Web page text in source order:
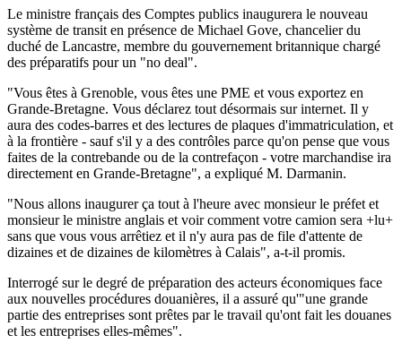
Le ministre français des Comptes publics inaugurera le nouveau
système de transit en présence de Michael Gove, chancelier du
duché de Lancastre, membre du gouvernement britannique chargé
des préparatifs pour un "no deal".
"Vous êtes à Grenoble, vous êtes une PME et vous exportez en
Grande-Bretagne. Vous déclarez tout désormais sur internet. Il y
aura des codes-barres et des lectures de plaques d'immatriculation, et
à la frontière - sauf s'il y a des contrôles parce qu'on pense que vous
faites de la contrebande ou de la contrefaçon - votre marchandise ira
directement en Grande-Bretagne", a expliqué M. Darmanin.
"Nous allons inaugurer ça tout à l'heure avec monsieur le préfet et
monsieur le ministre anglais et voir comment votre camion sera +lu+
sans que vous vous arrêtiez et il n'y aura pas de file d'attente de
dizaines et de dizaines de kilomètres à Calais", a-t-il promis.
Interrogé sur le degré de préparation des acteurs économiques face
aux nouvelles procédures douanières, il a assuré qu'"une grande
partie des entreprises sont prêtes par le travail qu'ont fait les douanes
et les entreprises elles-mêmes".